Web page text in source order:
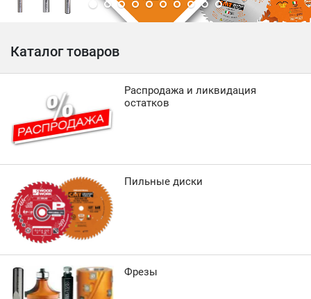
Каталог товаров
Распродажа и ликвидация
остатков
Пильные диски
Фрезы